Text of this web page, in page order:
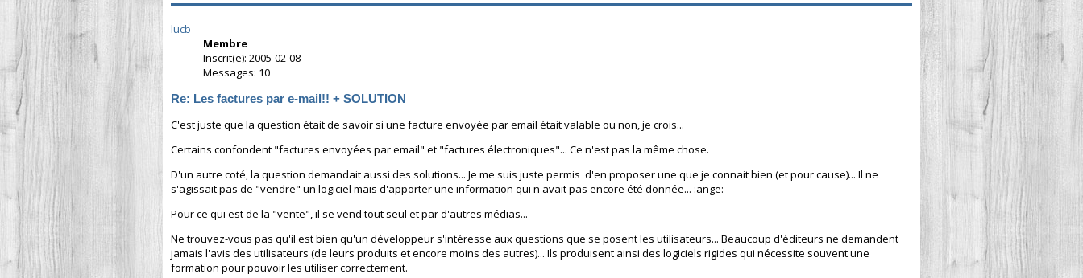
lucb
Membre
Inscrit(e): 2005-02-08
Messages: 10
Re: Les factures par e-mail!! + SOLUTION
C'est juste que la question était de savoir si une facture envoyée par email était valable ou non, je crois...
Certains confondent "factures envoyées par email" et "factures électroniques"... Ce n'est pas la même chose.
D'un autre coté, la question demandait aussi des solutions... Je me suis juste permis d'en proposer une que je connait bien (et pour cause)... Il ne
s'agissait pas de "vendre" un logiciel mais d'apporter une information qui n'avait pas encore été donnée... :ange:
Pour ce qui est de la "vente", il se vend tout seul et par d'autres médias...
Ne trouvez-vous pas qu'il est bien qu'un développeur s'intéresse aux questions que se posent les utilisateurs... Beaucoup d'éditeurs ne demandent
jamais l'avis des utilisateurs (de leurs produits et encore moins des autres)... Ils produisent ainsi des logiciels rigides qui nécessite souvent une
formation pour pouvoir les utiliser correctement.